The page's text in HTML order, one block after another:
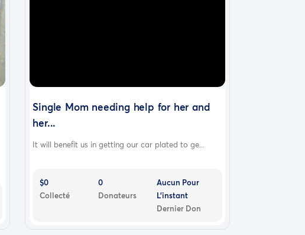
Single Mom needing help for her and
her...
It will benefit us in getting our car plated to ge...
$0
Collecté
0
Donateurs
Aucun Pour
L'instant
Dernier Don